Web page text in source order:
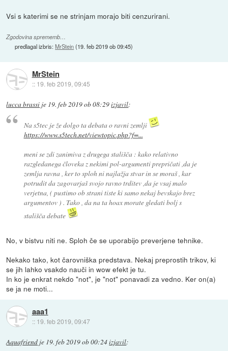
Vsi s katerimi se ne strinjam morajo biti cenzurirani.
Zgodovina sprememb…
predlagal izbris:MrStein(19. feb 2019 ob 09:45)
MrStein
:: 19. feb 2019, 09:45
lucca brassi je 19. feb 2019 ob 08:29izjavil:
Na s5tec je že dolgo ta debata o ravni zemlji
https://www.s5tech.net/viewtopic.php?f=...
meni se zdi zanimiva z drugega stališča : kako relativno
razgledanega človeka z nekimi pol-argumenti prepričati ,da je
zemlja ravna , ker to sploh ni najlažja stvar in se moraš , kar
potrudit da zagovarjaš svojo ravno trditev ,da je vsaj malo
verjetna, ( pustimo ob strani tiste ki samo nekaj bevskajo brez
argumentov ) . Tako , da na ta hoax morate gledati bolj s
stališča debate
No, v bistvu niti ne. Sploh če se uporabijo preverjene tehnike.
Nekako tako, kot čarovniška predstava. Nekaj preprostih trikov, ki
se jih lahko vsakdo nauči in wow efekt je tu.
In ko je enkrat nekdo "not", je "not" ponavadi za vedno. Ker on(a)
se ja ne moti...
aaa1
:: 19. feb 2019, 09:47
Aquafriend je 19. feb 2019 ob 00:24izjavil: